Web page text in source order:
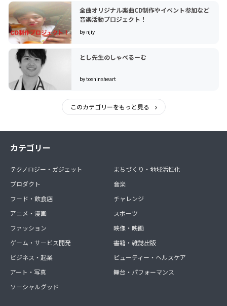
全曲オリジナル楽曲CD制作やイベント参加など
音楽活動プロジェクト！
by njiy
とし先生のしゃべるーむ
by toshinsheart
このカテゴリーをもっと見る
カテゴリー
テクノロジー・ガジェット
プロダクト
フード・飲食店
アニメ・漫画
ファッション
ゲーム・サービス開発
ビジネス・起業
アート・写真
ソーシャルグッド
まちづくり・地域活性化
音楽
チャレンジ
スポーツ
映像・映画
書籍・雑誌出版
ビューティー・ヘルスケア
舞台・パフォーマンス